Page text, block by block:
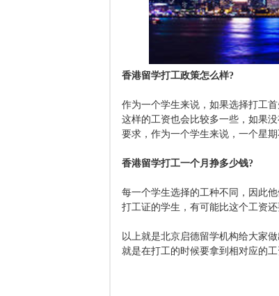
香港留学打工政策怎么样?
作为一个学生来说，如果选择打工
这样的工资也会比较多一些，如果
要求，作为一个学生来说，一个星
香港留学打工一个月挣多少钱?
每一个学生选择的工种不同，因此
打工证的学生，有可能比这个工资还
以上就是北京启德留学机构给大家
就是在打工的时候要拿到相对应的工